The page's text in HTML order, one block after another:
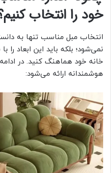
خود را انتخاب
انتخاب مبل مناسب تنها به
نمی‌شود؛ بلکه باید این ابعاد
خانه خود هماهنگ کنید. در
هوشمندانه ارائه می‌شود: